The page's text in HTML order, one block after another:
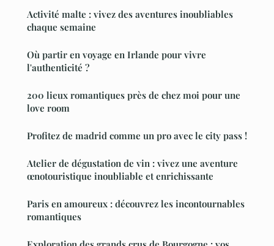
Activité malte : vivez des aventures inoubliables
chaque semaine
Où partir en voyage en Irlande pour vivre
l'authenticité ?
200 lieux romantiques près de chez moi pour une
love room
Profitez de madrid comme un pro avec le city pass !
Atelier de dégustation de vin : vivez une aventure
œnotouristique inoubliable et enrichissante
Paris en amoureux : découvrez les incontournables
romantiques